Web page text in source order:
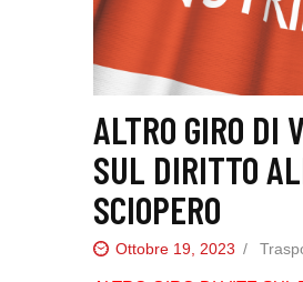
NEWS
PODCAST CUB
TG CUB
INTERNAZIONALE
RASSEGNA STAMPA
ALTRO GIRO DI
SUL DIRITTO
SCIOPERO
Ottobre 19, 2023